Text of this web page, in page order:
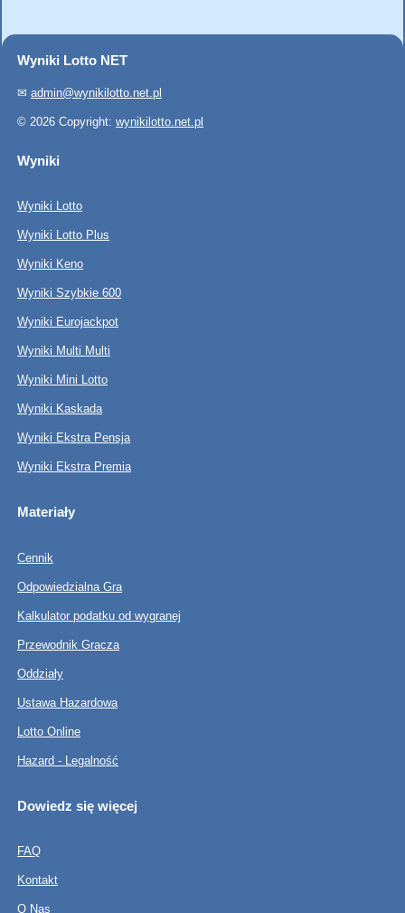
Wyniki Lotto NET
✉ admin@wynikilotto.net.pl
© 2026 Copyright: wynikilotto.net.pl
Wyniki
Wyniki Lotto
Wyniki Lotto Plus
Wyniki Keno
Wyniki Szybkie 600
Wyniki Eurojackpot
Wyniki Multi Multi
Wyniki Mini Lotto
Wyniki Kaskada
Wyniki Ekstra Pensja
Wyniki Ekstra Premia
Materiały
Cennik
Odpowiedzialna Gra
Kalkulator podatku od wygranej
Przewodnik Gracza
Oddziały
Ustawa Hazardowa
Lotto Online
Hazard - Legalność
Dowiedz się więcej
FAQ
Kontakt
O Nas